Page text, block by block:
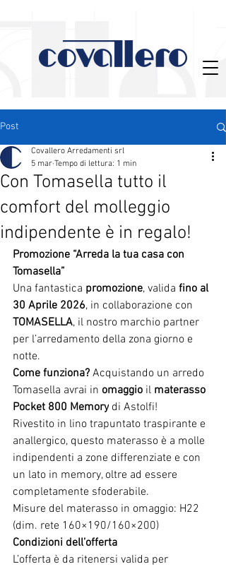
Post
Con Tomasella tutto il
comfort del molleggio
indipendente è in regalo!
Covallero Arredamenti srl
5 mar Tempo di lettura: 1 min
Promozione “Arreda la tua casa con
Tomasella”
Una fantastica promozione, valida fino al
30 Aprile 2026, in collaborazione con
TOMASELLA, il nostro marchio partner
per l’arredamento della zona giorno e
notte.
Come funziona? Acquistando un arredo
Tomasella avrai in omaggio il materasso
Pocket 800 Memory di Astolfi!
Rivestito in lino trapuntato traspirante e
anallergico, questo materasso è a molle
indipendenti a zone differenziate e con
un lato in memory, oltre ad essere
completamente sfoderabile.
Misure del materasso in omaggio: H22
(dim. rete 160×190/160×200)
Condizioni dell’offerta
L’offerta è da ritenersi valida per